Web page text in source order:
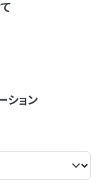
ション